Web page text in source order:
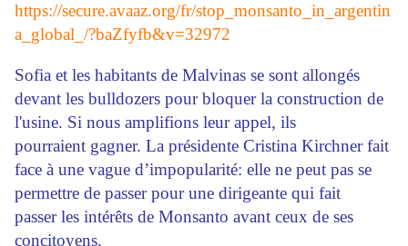
https://secure.avaaz.org/fr/stop_monsanto_in_argentin
a_global_/?baZfyfb&v=32972
Sofia et les habitants de Malvinas se sont allongés
devant les bulldozers pour bloquer la construction de
l'usine. Si nous amplifions leur appel, ils
pourraient gagner. La présidente Cristina Kirchner fait
face à une vague d’impopularité: elle ne peut pas se
permettre de passer pour une dirigeante qui fait
passer les intérêts de Monsanto avant ceux de ses
concitoyens.